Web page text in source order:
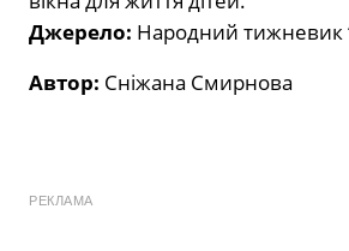
Джерело: Народний тижневик
Автор: Сніжана Смирнова
РЕКЛАМА